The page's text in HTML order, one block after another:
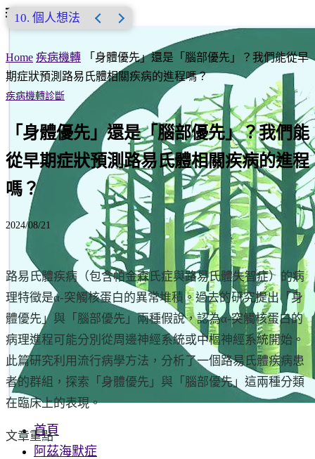
首頁
阿茲海默症
Home 疾病機轉
「身體優先」還是「腦部優先」？我們能從早
期症狀預測路易氏體相關疾病的進程嗎？
疾病機轉診斷
「身體優先」還是「腦部優先」？我們能
從早期症狀預測路易氏體相關疾病的進程
嗎？
2024/08/21
路易氏體疾病（包含帕金森氏症與路易氏體失智症）的病
理特徵是α-突觸核蛋白的異常堆積。過去的研究提出「身
體優先」與「腦部優先」兩種假說，認為α-突觸核蛋白的
病理進程可能分別從周邊神經系統或中樞神經系統開始。
此篇研究利用流行病學方法，分析了一個路易氏體疾病患
者的群組，探索「身體優先」與「腦部優先」這兩種分類
在臨床上的表現。
文章重點
個人想法